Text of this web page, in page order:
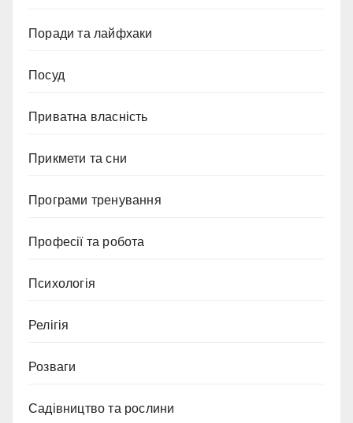
Поради та лайфхаки
Посуд
Приватна власність
Прикмети та сни
Програми тренування
Професії та робота
Психологія
Релігія
Розваги
Садівництво та рослини